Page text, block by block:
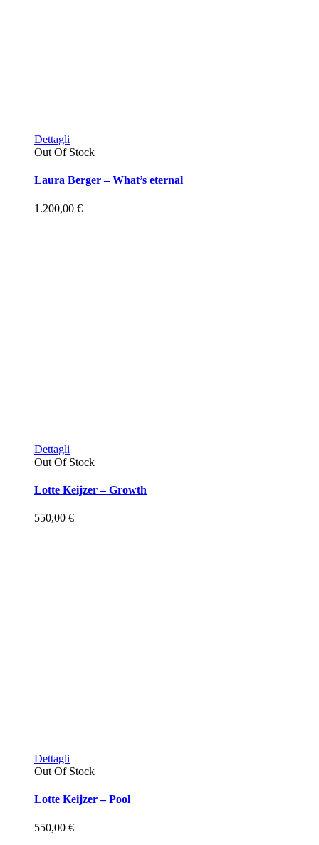
Dettagli
Out Of Stock
Laura Berger – What’s eternal
1.200,00 €
Dettagli
Out Of Stock
Lotte Keijzer – Growth
550,00 €
Dettagli
Out Of Stock
Lotte Keijzer – Pool
550,00 €